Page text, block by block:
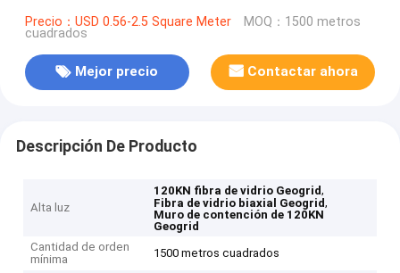
Precio：USD 0.56-2.5 Square Meter MOQ：1500 metros
cuadrados
Mejor precio Contactar ahora
Descripción De Producto
Alta luz
120KN fibra de vidrio Geogrid,
Fibra de vidrio biaxial Geogrid,
Muro de contención de 120KN
Geogrid
Cantidad de orden
mínima
1500 metros cuadrados